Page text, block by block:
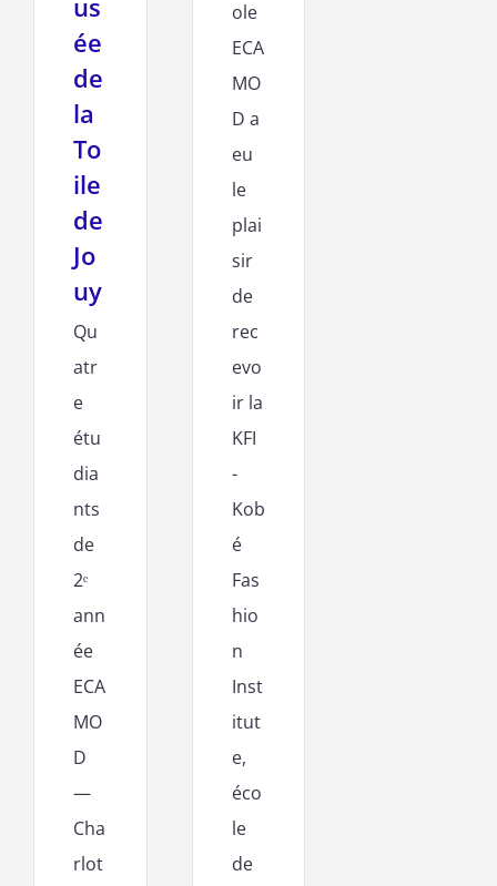
us
ée
de
la
To
ile
de
Jo
uy
Qu
atr
e
étu
dia
nts
de
2ᵉ
ann
ée
ECA
MO
D
—
Cha
rlot
ole
ECA
MO
D a
eu
le
plai
sir
de
rec
evo
ir la
KFI
-
Kob
é
Fas
hio
n
Inst
itut
e,
éco
le
de